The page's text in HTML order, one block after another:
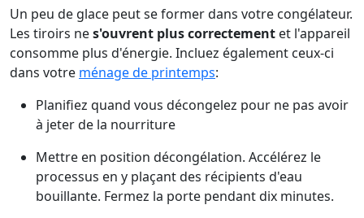
Un peu de glace peut se former dans votre congélateur.
Les tiroirs nes'ouvrent plus correctement et l'appareil
consomme plus d'énergie. Incluez également ceux-ci
dans votre ménage de printemps:
Planifiez quand vous décongelez pour ne pas avoir
à jeter de la nourriture
Mettre en position décongélation. Accélérez le
processus en y plaçant des récipients d'eau
bouillante. Fermez la porte pendant dix minutes.